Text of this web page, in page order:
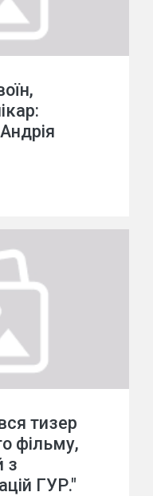
тизер
фільму,
з
ГУР."